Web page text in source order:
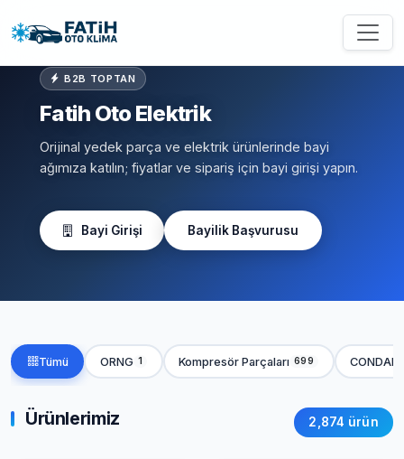
B2B TOPTAN
Fatih Oto Elektrik
Orijinal yedek parça ve elektrik ürünlerinde bayi
ağımıza katılın; fiyatlar ve sipariş için bayi girişi yapın.
Bayi Girişi Bayilik Başvurusu
Tümü ORNG 1 Kompresör Parçaları 699
Ürünlerimiz 2,874 ürün